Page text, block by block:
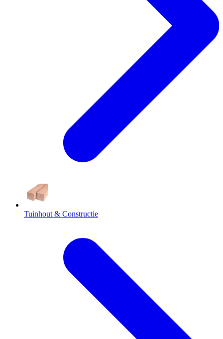
Tuinhout & Constructie